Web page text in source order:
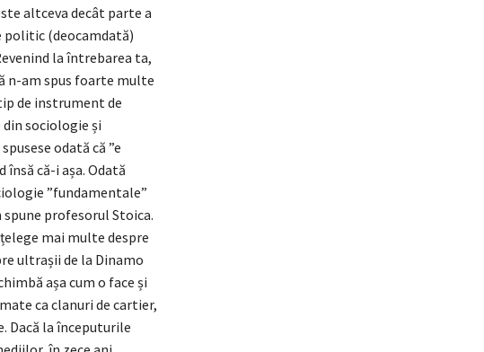
altceva decât parte a
(deocamdată)
la întrebarea ta,
n-am spus foarte multe
de instrument de
sociologie și
odată că ”e
însă că-i așa. Odată
”fundamentale”
profesorul Stoica.
mai multe despre
ultrașii de la Dinamo
așa cum o face și
ca clanuri de cartier,
Dacă la începuturile